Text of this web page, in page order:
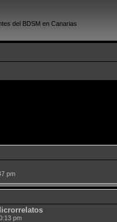
del BDSM en Canarias
pm
pm